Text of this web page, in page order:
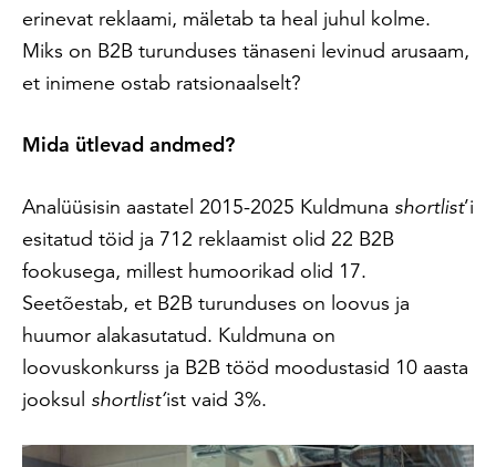
erinevat reklaami, mäletab ta heal juhul kolme.
Miks on B2B turunduses tänaseni levinud arusaam,
et inimene ostab ratsionaalselt?
Mida ütlevad andmed?
Analüüsisin aastatel 2015-2025 Kuldmuna shortlist’i
esitatud töid ja 712 reklaamist olid 22 B2B
fookusega, millest humoorikad olid 17.
Seetõestab, et B2B turunduses on loovus ja
huumor alakasutatud. Kuldmuna on
loovuskonkurss ja B2B tööd moodustasid 10 aasta
jooksul shortlist’ist vaid 3%.